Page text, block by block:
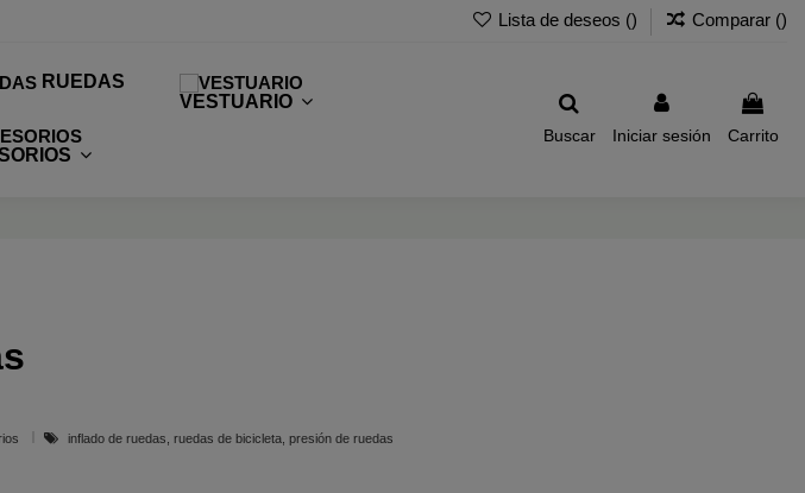
Lista de deseos () Comparar ()
RUEDAS
VESTUARIO
Buscar Iniciar sesión Carrito
inflado de ruedas, ruedas de bicicleta, presión de ruedas